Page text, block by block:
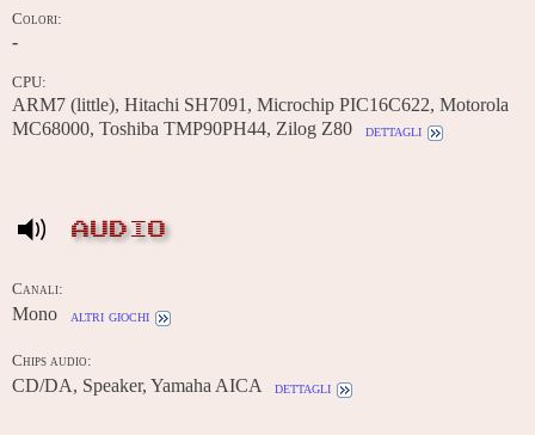
Colori:
-
CPU:
ARM7 (little), Hitachi SH7091, Microchip PIC16C622, Motorola
MC68000, Toshiba TMP90PH44, Zilog Z80
dettagli
AUDIO
Canali:
Mono altri giochi
Chips audio:
CD/DA, Speaker, Yamaha AICA dettagli